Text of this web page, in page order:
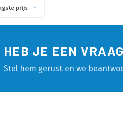
prijs
HEB JE EEN
Stel hem gerust en we